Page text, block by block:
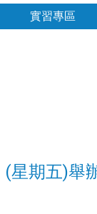
實習專區
星期五)舉